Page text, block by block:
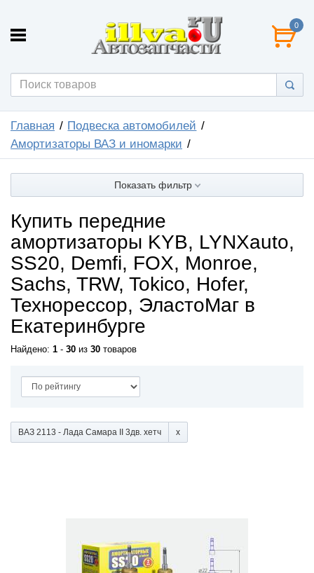
0
Главная
Подвеска автомобилей
Амортизаторы ВАЗ и иномарки
Показать фильтр
Купить передние
амортизаторы KYB, LYNXauto,
SS20, Demfi, FOX, Monroe,
Sachs, TRW, Tokico, Hofer,
Технорессор, ЭластоМаг в
Екатеринбурге
Найдено: 1 - 30 из 30 товаров
ВАЗ 2113 - Лада Самара II 3дв. хетч